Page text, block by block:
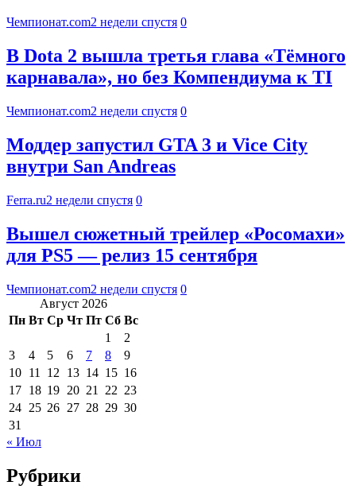
Чемпионат.com2 недели спустя 0
В Dota 2 вышла третья глава «Тёмного
карнавала», но без Компендиума к TI
Чемпионат.com2 недели спустя 0
Моддер запустил GTA 3 и Vice City
внутри San Andreas
Ferra.ru2 недели спустя 0
Вышел сюжетный трейлер «Росомахи»
для PS5 — релиз 15 сентября
Чемпионат.com2 недели спустя 0
Август 2026
Пн Вт Ср Чт Пт Сб Вс
1
2
3
4 5 6 7 8
9
10 11 12 13 14 15 16
17 18 19 20 21 22 23
24 25 26 27 28 29 30
31
« Июл
Рубрики